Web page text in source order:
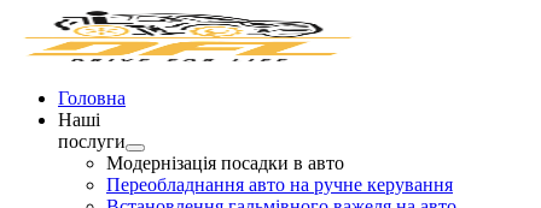
Головна
Наші
послуги
Модернізація посадки в авто
Переобладнання авто на ручне керування